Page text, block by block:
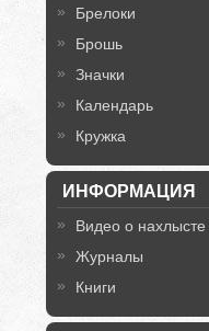
Брелоки
Брошь
Значки
Календарь
Кружка
ИНФОРМАЦИЯ
Видео о нахлысте
Журналы
Книги